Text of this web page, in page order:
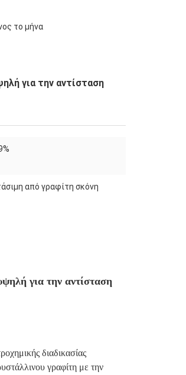
το μήνα
για την αντίσταση
από γραφίτη σκόνη
για την αντίσταση
διαδικασίας
γραφίτη με την